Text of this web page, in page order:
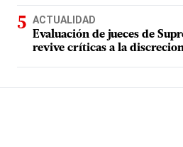
ACTUALIDAD
Evaluación de jueces de
revive críticas a la